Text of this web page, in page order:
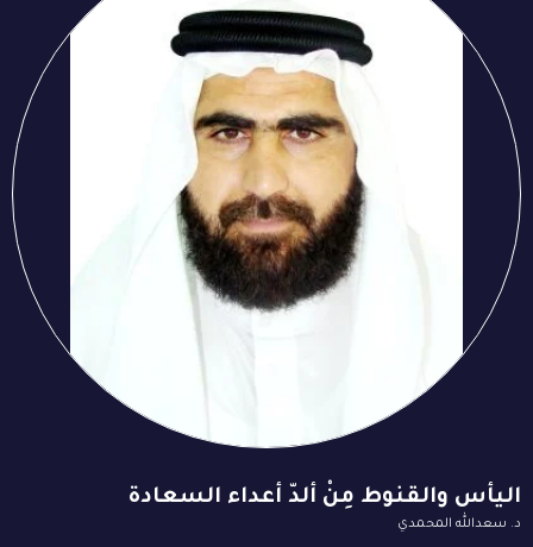
اليأس والقنوط مِنْ ألدّ أعداء السعادة
د. سعدالله المحمدي